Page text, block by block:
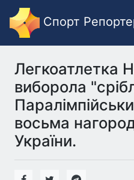
Спорт
Легкоатлетка
виборола
восьма
України.